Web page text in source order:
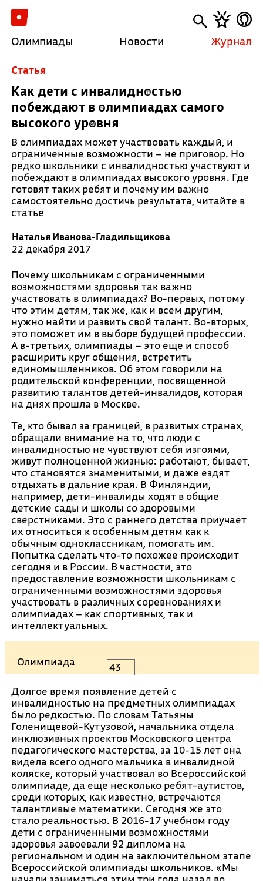
Олимпиады Новости Журнал
Cтатья
Как дети с инвалидностью
побеждают в олимпиадах самого
высокого уровня
В олимпиадах может участвовать каждый, и
ограниченные возможности – не приговор. Но
редко школьники с инвалидностью участвуют и
побеждают в олимпиадах высокого уровня. Где
готовят таких ребят и почему им важно
самостоятельно достичь результата, читайте в
статье
Наталья Иванова-Гладильщикова
22 декабря 2017
Почему школьникам с ограниченными
возможностями здоровья так важно
участвовать в олимпиадах? Во-первых, потому
что этим детям, так же, как и всем другим,
нужно найти и развить свой талант. Во-вторых,
это поможет им в выборе будущей профессии.
А в-третьих, олимпиады – это еще и способ
расширить круг общения, встретить
единомышленников. Об этом говорили на
родительской конференции, посвященной
развитию талантов детей-инвалидов, которая
на днях прошла в Москве.
Те, кто бывал за границей, в развитых странах,
обращали внимание на то, что люди с
инвалидностью не чувствуют себя изгоями,
живут полноценной жизнью: работают, бывает,
что становятся знаменитыми, и даже ездят
отдыхать в дальние края. В Финляндии,
например, дети-инвалиды ходят в общие
детские сады и школы со здоровыми
сверстниками. Это с раннего детства приучает
их относиться к особенным детям как к
обычным одноклассникам, помогать им.
Попытка сделать что-то похожее происходит
сегодня и в России. В частности, это
предоставление возможности школьникам с
ограниченными возможностями здоровья
участвовать в различных соревнованиях и
олимпиадах – как спортивных, так и
интеллектуальных.
Олимпиада
43
Долгое время появление детей с
инвалидностью на предметных олимпиадах
было редкостью. По словам Татьяны
Голенищевой-Кутузовой, начальника отдела
инклюзивных проектов Московского центра
педагогического мастерства, за 10-15 лет она
видела всего одного мальчика в инвалидной
коляске, который участвовал во Всероссийской
олимпиаде, да еще несколько ребят-аутистов,
среди которых, как известно, встречаются
талантливые математики. Сегодня же это
стало реальностью. В 2016-17 учебном году
дети с ограниченными возможностями
здоровья завоевали 92 диплома на
региональном и один на заключительном этапе
Всероссийской олимпиады школьников. «Мы